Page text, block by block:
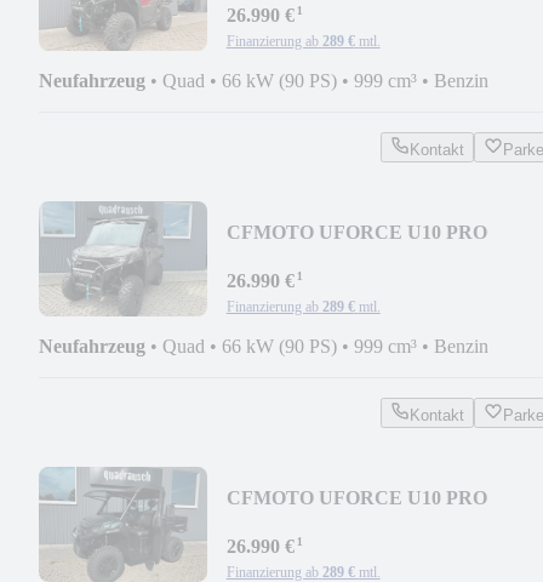
2026
26.990 €¹
Finanzierung ab 289 € mtl.
Neufahrzeug • Quad • 66 kW (90 PS) • 999 cm³ • Benzin
Kontakt
CFMOTO UFORCE U10 PRO
2026
26.990 €¹
Finanzierung ab 289 € mtl.
Neufahrzeug • Quad • 66 kW (90 PS) • 999 cm³ • Benzin
Kontakt
CFMOTO UFORCE U10 PRO
2026
26.990 €¹
Finanzierung ab 289 € mtl.